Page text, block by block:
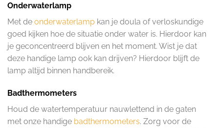
Onderwaterlamp
Met de onderwaterlamp kan je doula of verloskundige
goed kijken hoe de situatie onder water is. Hierdoor kan
je geconcentreerd blijven en het moment. Wist je dat
deze handige lamp ook kan drijven? Hierdoor blijft de
lamp altijd binnen handbereik.
Badthermometers
Houd de watertemperatuur nauwlettend in de gaten
met onze handige badthermometers. Zorg voor de